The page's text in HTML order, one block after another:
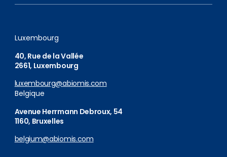
Luxembourg
40, Rue de la Vallée
2661, Luxembourg
luxembourg@abiomis.com
Belgique
Avenue Herrmann Debroux, 54
1160, Bruxelles
belgium@abiomis.com